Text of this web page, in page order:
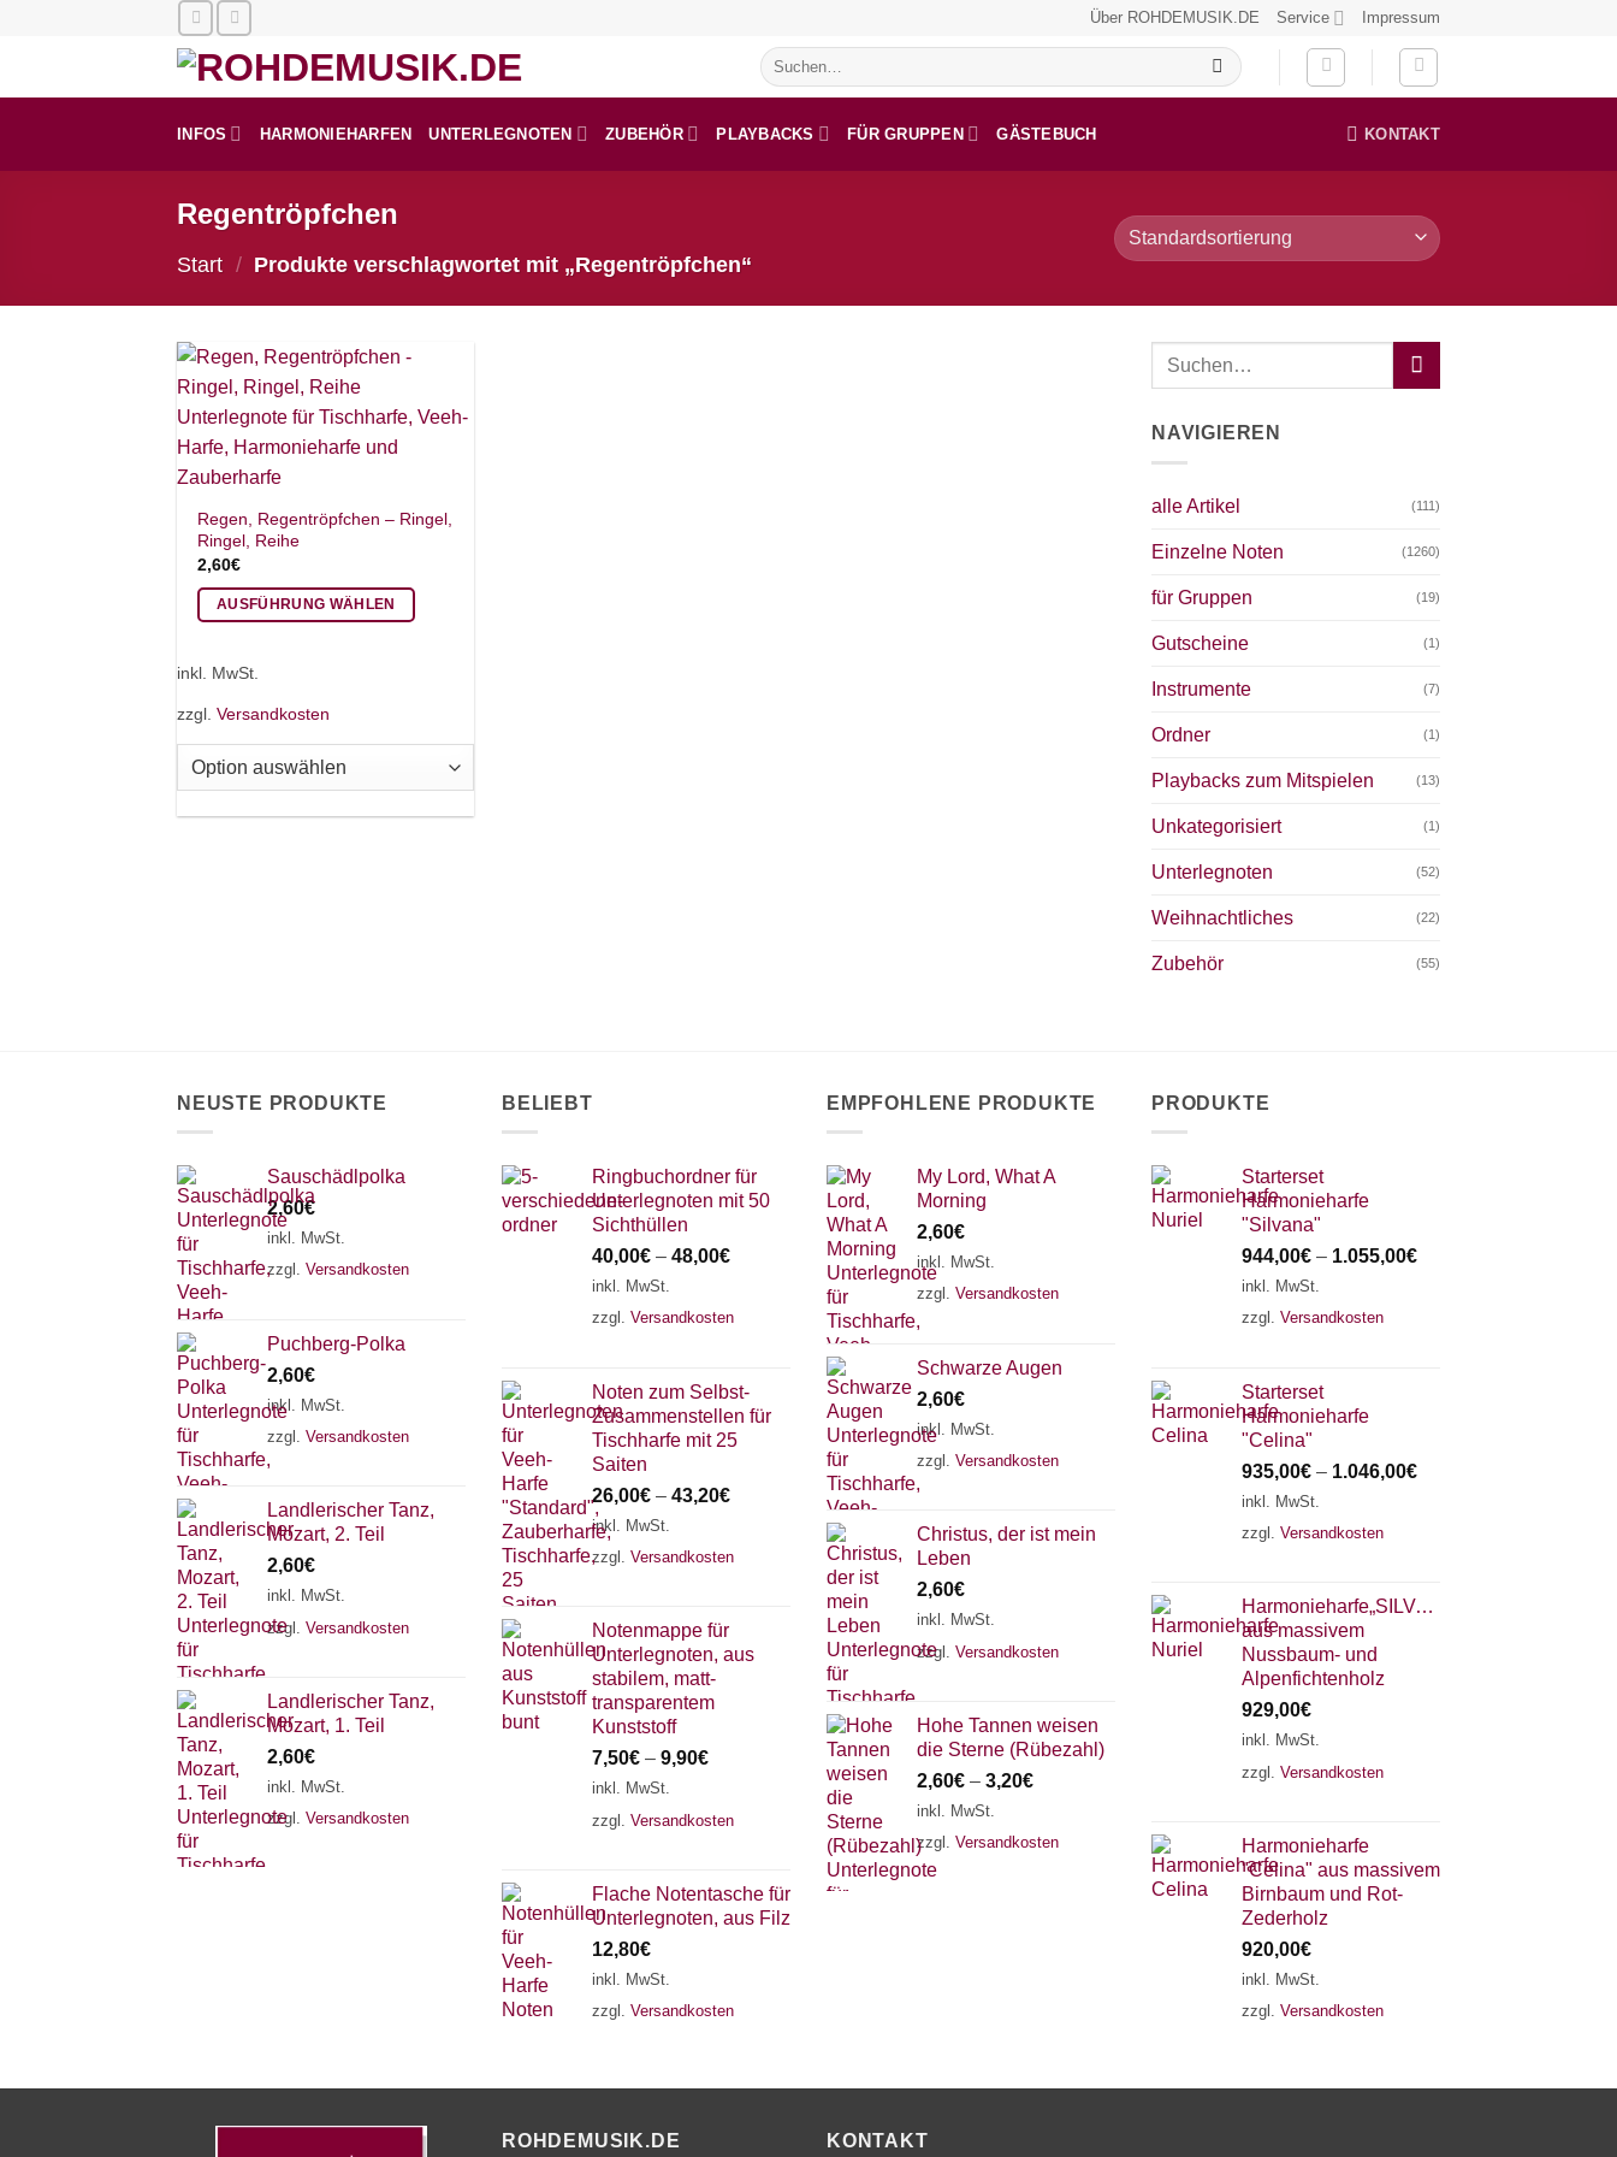
Über ROHDEMUSIK.DE Service Impressum
Suchen
nach:
INFOS HARMONIEHARFEN UNTERLEGNOTEN ZUBEHÖR PLAYBACKS FÜR GRUPPEN GÄSTEBUCH KONTAKT
Regentröpfchen
Start / Produkte verschlagwortet mit „Regentröpfchen“
Regen, Regentröpfchen – Ringel,
Ringel, Reihe
2,60€
AUSFÜHRUNG WÄHLEN
mehrere
Varianten
auf.
inkl. MwSt.
zzgl. Versandkosten
NAVIGIEREN
alle Artikel (111)
Einzelne Noten (1260)
für Gruppen (19)
Gutscheine (1)
Instrumente (7)
Ordner (1)
Playbacks zum Mitspielen (13)
Unkategorisiert (1)
Unterlegnoten (52)
Weihnachtliches (22)
Zubehör (55)
NEUSTE PRODUKTE
Sauschädlpolka
2,60€
inkl. MwSt.
zzgl. Versandkosten
Puchberg-Polka
2,60€
inkl. MwSt.
zzgl. Versandkosten
Landlerischer Tanz,
Mozart, 2. Teil
2,60€
inkl. MwSt.
zzgl. Versandkosten
Landlerischer Tanz,
Mozart, 1. Teil
2,60€
inkl. MwSt.
zzgl. Versandkosten
BELIEBT
Ringbuchordner für
Unterlegnoten mit 50
Sichthüllen
40,00€ – 48,00€
inkl. MwSt.
zzgl. Versandkosten
Noten zum Selbst-
Zusammenstellen für
Tischharfe mit 25
Saiten
26,00€ – 43,20€
inkl. MwSt.
zzgl. Versandkosten
Notenmappe für
Unterlegnoten, aus
stabilem, matt-
transparentem
Kunststoff
7,50€ – 9,90€
inkl. MwSt.
zzgl. Versandkosten
Flache Notentasche für
Unterlegnoten, aus Filz
12,80€
inkl. MwSt.
zzgl. Versandkosten
EMPFOHLENE PRODUKTE
My Lord, What A
Morning
2,60€
inkl. MwSt.
zzgl. Versandkosten
Schwarze Augen
2,60€
inkl. MwSt.
zzgl. Versandkosten
Christus, der ist mein
Leben
2,60€
inkl. MwSt.
zzgl. Versandkosten
Hohe Tannen weisen
die Sterne (Rübezahl)
2,60€ – 3,20€
inkl. MwSt.
zzgl. Versandkosten
PRODUKTE
Starterset
Harmonieharfe
"Silvana"
944,00€ – 1.055,00€
inkl. MwSt.
zzgl. Versandkosten
Starterset
Harmonieharfe
"Celina"
935,00€ – 1.046,00€
inkl. MwSt.
zzgl. Versandkosten
Harmonieharfe„SILVANA"
aus massivem
Nussbaum- und
Alpenfichtenholz
929,00€
inkl. MwSt.
zzgl. Versandkosten
Harmonieharfe
"Celina" aus massivem
Birnbaum und Rot-
Zederholz
920,00€
inkl. MwSt.
zzgl. Versandkosten
ROHDEMUSIK.DE KONTAKT
18 SAITEN 21 SAITEN 25 SAITEN
AKKORDZITHER